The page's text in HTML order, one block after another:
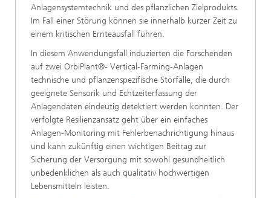
Anlagensystemtechnik und des pflanzlichen Zielprodukts.
Im Fall einer Störung können sie innerhalb kurzer Zeit zu
einem kritischen Ernteausfall führen.
In diesem Anwendungsfall induzierten die Forschenden
auf zwei OrbiPlant®- Vertical-Farming-Anlagen
technische und pflanzenspezifische Störfälle, die durch
geeignete Sensorik und Echtzeiterfassung der
Anlagendaten eindeutig detektiert werden konnten. Der
verfolgte Resilienzansatz geht über ein einfaches
Anlagen-Monitoring mit Fehlerbenachrichtigung hinaus
und kann zukünftig einen wichtigen Beitrag zur
Sicherung der Versorgung mit sowohl gesundheitlich
unbedenklichen als auch qualitativ hochwertigen
Lebensmitteln leisten.